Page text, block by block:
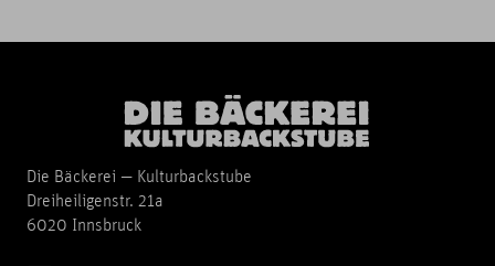
Die Bäckerei — Kulturbackstube
Dreiheiligenstr. 21a
6020 Innsbruck